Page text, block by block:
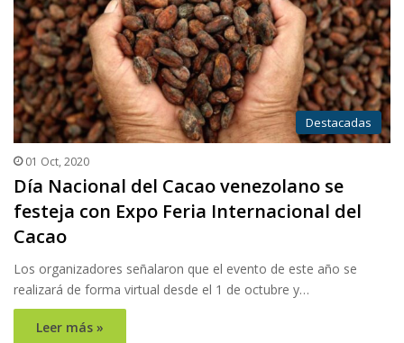
Destacadas
01 Oct, 2020
Día Nacional del Cacao venezolano se
festeja con Expo Feria Internacional del
Cacao
Los organizadores señalaron que el evento de este año se
realizará de forma virtual desde el 1 de octubre y…
Leer más »